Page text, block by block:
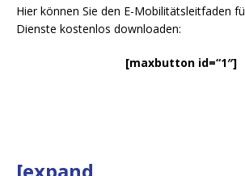
Hier können Sie den E-Mobilitätsleitfaden
Dienste kostenlos downloaden:
[maxbutton id=“1″]